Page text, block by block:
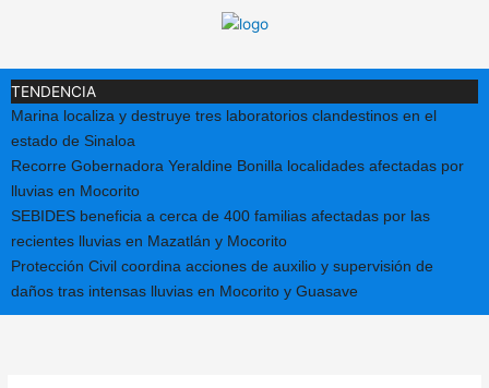
TENDENCIA
Marina localiza y destruye tres laboratorios clandestinos en el
estado de Sinaloa
Recorre Gobernadora Yeraldine Bonilla localidades afectadas por
lluvias en Mocorito
SEBIDES beneficia a cerca de 400 familias afectadas por las
recientes lluvias en Mazatlán y Mocorito
Protección Civil coordina acciones de auxilio y supervisión de
daños tras intensas lluvias en Mocorito y Guasave